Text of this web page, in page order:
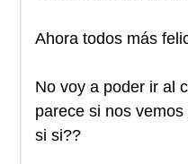
Ahora todos más
No voy a poder ir al
parece si nos
si si??